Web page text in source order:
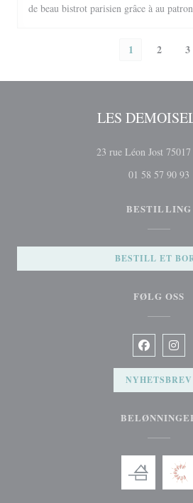
de beau bistrot parisien grâce à au
1 2 3
LES
23 rue Léon Jost
01 58 57 90 93
BESTILLING
BESTILL ET
FØLG OSS
Facebook
NYHETSBREV